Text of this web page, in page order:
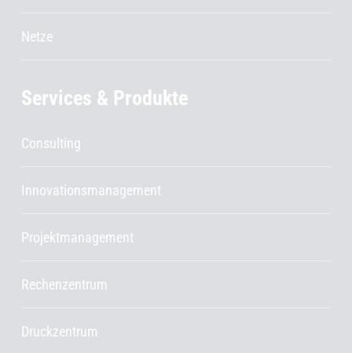
Netze
Services & Produkte
Consulting
Innovationsmanagement
Projektmanagement
Rechenzentrum
Druckzentrum